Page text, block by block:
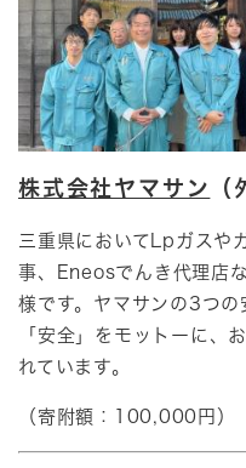
株式会社ヤマサン （
三重県においてLpガスや
事、Eneosでんき代理店
様です。ヤマサンの3つの
「安全」をモットーに、
れています。
（寄附額：100,000円）